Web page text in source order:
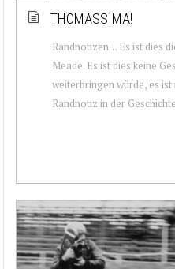
THOMASSIMA!
Randnotizen… Es ist dies
Meade. Es ist dies keine
weiterbringen würde, es
Randnotiz in der